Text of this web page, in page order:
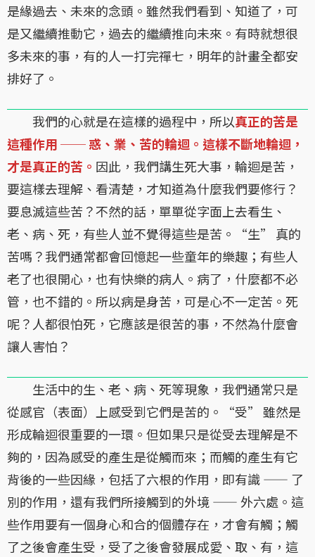
是緣過去、未來的念頭。雖然我們看到、知道了，可
是又繼續推動它，過去的繼續推向未來。有時就想很
多未來的事，有的人一打完禪七，明年的計畫全都安
排好了。
我們的心就是在這樣的過程中，所以真正的苦是
這種作用 ── 惑、業、苦的輪迴。這樣不斷地輪迴，
才是真正的苦。 因此，我們講生死大事，輪迴是苦，
要這樣去理解、看清楚，才知道為什麼我們要修行？
要息滅這些苦？不然的話，單單從字面上去看生、
老、病、死，有些人並不覺得這些是苦。“生” 真的
苦嗎？我們通常都會回憶起一些童年的樂趣；有些人
老了也很開心，也有快樂的病人。病了，什麼都不必
管，也不錯的。所以病是身苦，可是心不一定苦。死
呢？人都很怕死，它應該是很苦的事，不然為什麼會
讓人害怕？
生活中的生、老、病、死等現象，我們通常只是
從感官（表面）上感受到它們是苦的。“受” 雖然是
形成輪迴很重要的一環。但如果只是從受去理解是不
夠的，因為感受的產生是從觸而來；而觸的產生有它
背後的一些因緣，包括了六根的作用，即有識 —— 了
別的作用，還有我們所接觸到的外境 —— 外六處。這
些作用要有一個身心和合的個體存在，才會有觸；觸
了之後會產生受，受了之後會發展成愛、取、有，這